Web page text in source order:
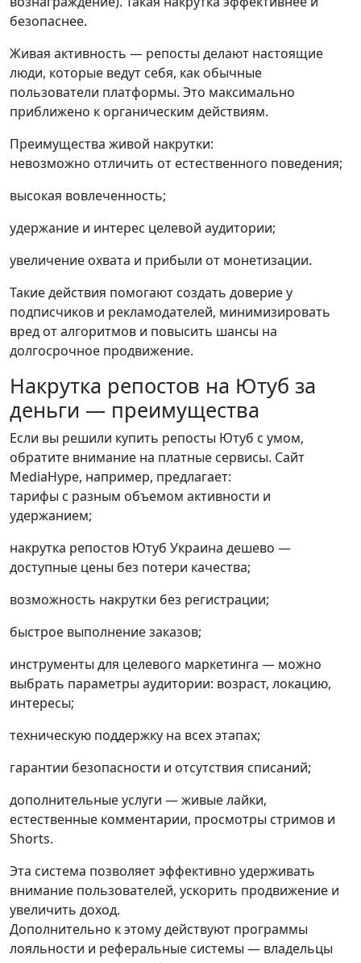
безопаснее.
Живая активность — репосты делают настоящие
люди, которые ведут себя, как обычные
пользователи платформы. Это максимально
приближено к органическим действиям.
Преимущества живой накрутки:
невозможно отличить от естественного поведения;
высокая вовлеченность;
удержание и интерес целевой аудитории;
увеличение охвата и прибыли от монетизации.
Такие действия помогают создать доверие у
подписчиков и рекламодателей, минимизировать
вред от алгоритмов и повысить шансы на
долгосрочное продвижение.
Накрутка репостов на Ютуб за
деньги — преимущества
Если вы решили купить репосты Ютуб с умом,
обратите внимание на платные сервисы. Сайт
MediaHype, например, предлагает:
тарифы с разным объемом активности и
удержанием;
накрутка репостов Ютуб Украина дешево —
доступные цены без потери качества;
возможность накрутки без регистрации;
быстрое выполнение заказов;
инструменты для целевого маркетинга — можно
выбрать параметры аудитории: возраст, локацию,
интересы;
техническую поддержку на всех этапах;
гарантии безопасности и отсутствия списаний;
дополнительные услуги — живые лайки,
естественные комментарии, просмотры стримов и
Shorts.
Эта система позволяет эффективно удерживать
внимание пользователей, ускорить продвижение и
увеличить доход.
Дополнительно к этому действуют программы
лояльности и реферальные системы — владельцы